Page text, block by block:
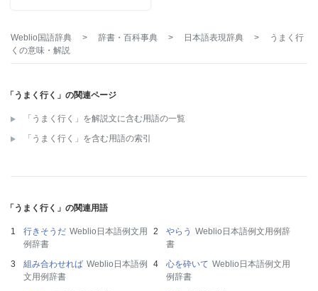
Weblio国語辞典 > 辞書・百科事典 > 日本語表現辞典 >
うまく行
く の意味・解説
「うまく行く」の関連ページ
「うまく行く」を解説文に含む用語の一覧
「うまく行く」を含む用語の索引
「うまく行く」の関連用語
行きそうだ Weblio日本語例文用
例辞書
やらう Weblio日本語例文用例辞
書
組み合わせれば Weblio日本語例
文用例辞書
心を砕いて Weblio日本語例文用
例辞書